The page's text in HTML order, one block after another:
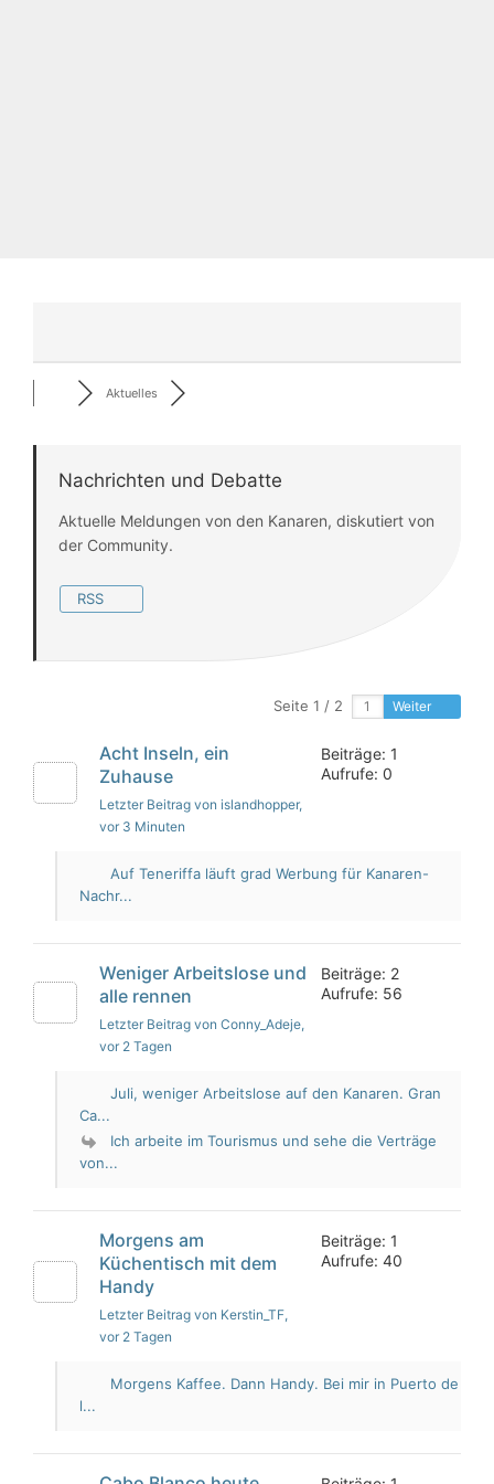
Aktuelles
Nachrichten und Debatte
Aktuelle Meldungen von den Kanaren, diskutiert von
der Community.
RSS
Seite 1 / 2 Weiter
Acht Inseln, ein
Zuhause
Letzter Beitrag von islandhopper,
vor 3 Minuten
Beiträge: 1
Aufrufe: 0
Auf Teneriffa läuft grad Werbung für Kanaren-
Nachr...
Weniger Arbeitslose und
alle rennen
Letzter Beitrag von Conny_Adeje,
vor 2 Tagen
Beiträge: 2
Aufrufe: 56
Juli, weniger Arbeitslose auf den Kanaren. Gran
Ca...
Ich arbeite im Tourismus und sehe die Verträge
von...
Morgens am
Küchentisch mit dem
Handy
Letzter Beitrag von Kerstin_TF,
vor 2 Tagen
Beiträge: 1
Aufrufe: 40
Morgens Kaffee. Dann Handy. Bei mir in Puerto de
l...